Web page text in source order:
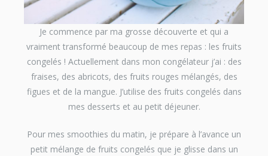
Je commence par ma grosse découverte et qui a
vraiment transformé beaucoup de mes repas : les fruits
congelés ! Actuellement dans mon congélateur j’ai : des
fraises, des abricots, des fruits rouges mélangés, des
figues et de la mangue. J’utilise des fruits congelés dans
mes desserts et au petit déjeuner.
Pour mes smoothies du matin, je prépare à l’avance un
petit mélange de fruits congelés que je glisse dans un